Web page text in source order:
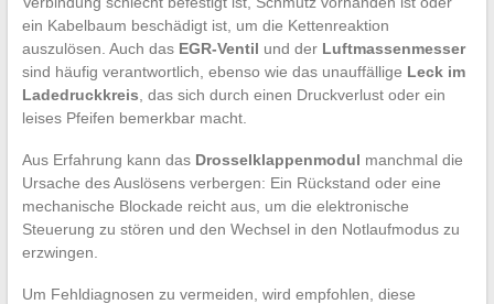
ein Kabelbaum beschädigt ist, um die Kettenreaktion
auszulösen. Auch das EGR-Ventil und der Luftmassenmesser
sind häufig verantwortlich, ebenso wie das unauffällige Leck im
Ladedruckkreis , das sich durch einen Druckverlust oder ein
leises Pfeifen bemerkbar macht.
Aus Erfahrung kann das Drosselklappenmodul manchmal die
Ursache des Auslösens verbergen: Ein Rückstand oder eine
mechanische Blockade reicht aus, um die elektronische
Steuerung zu stören und den Wechsel in den Notlaufmodus zu
erzwingen.
Um Fehldiagnosen zu vermeiden, wird empfohlen, diese